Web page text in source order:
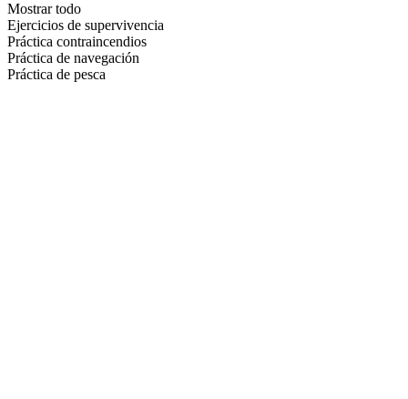
Mostrar todo
Ejercicios de supervivencia
Práctica contraincendios
Práctica de navegación
Práctica de pesca